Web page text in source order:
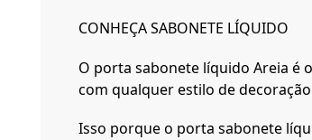
CONHEÇA SABONETE LÍQUIDO
O porta sabonete líquido Areia é
com qualquer estilo de
Isso porque o porta sabonete